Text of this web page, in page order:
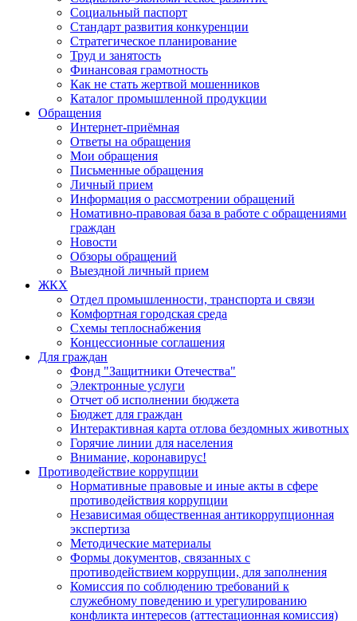
Социальный паспорт
Стандарт развития конкуренции
Стратегическое планирование
Труд и занятость
Финансовая грамотность
Как не стать жертвой мошенников
Каталог промышленной продукции
Обращения
Интернет-приёмная
Ответы на обращения
Мои обращения
Письменные обращения
Личный прием
Информация о рассмотрении обращений
Номативно-правовая база в работе с обращениями
граждан
Новости
Обзоры обращений
Выездной личный прием
ЖКХ
Отдел промышленности, транспорта и связи
Комфортная городская среда
Схемы теплоснабжения
Концессионные соглашения
Для граждан
Фонд "Защитники Отечества"
Электронные услуги
Отчет об исполнении бюджета
Бюджет для граждан
Интерактивная карта отлова бездомных животных
Горячие линии для населения
Внимание, коронавирус!
Противодействие коррупции
Нормативные правовые и иные акты в сфере
противодействия коррупции
Независимая общественная антикоррупционная
экспертиза
Методические материалы
Формы документов, связанных с
противодействием коррупции, для заполнения
Комиссия по соблюдению требований к
служебному поведению и урегулированию
конфликта интересов (аттестационная комиссия)